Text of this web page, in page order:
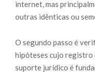
internet, mas
outras idênticas ou
O segundo passo é
hipóteses cujo registro
suporte jurídico é